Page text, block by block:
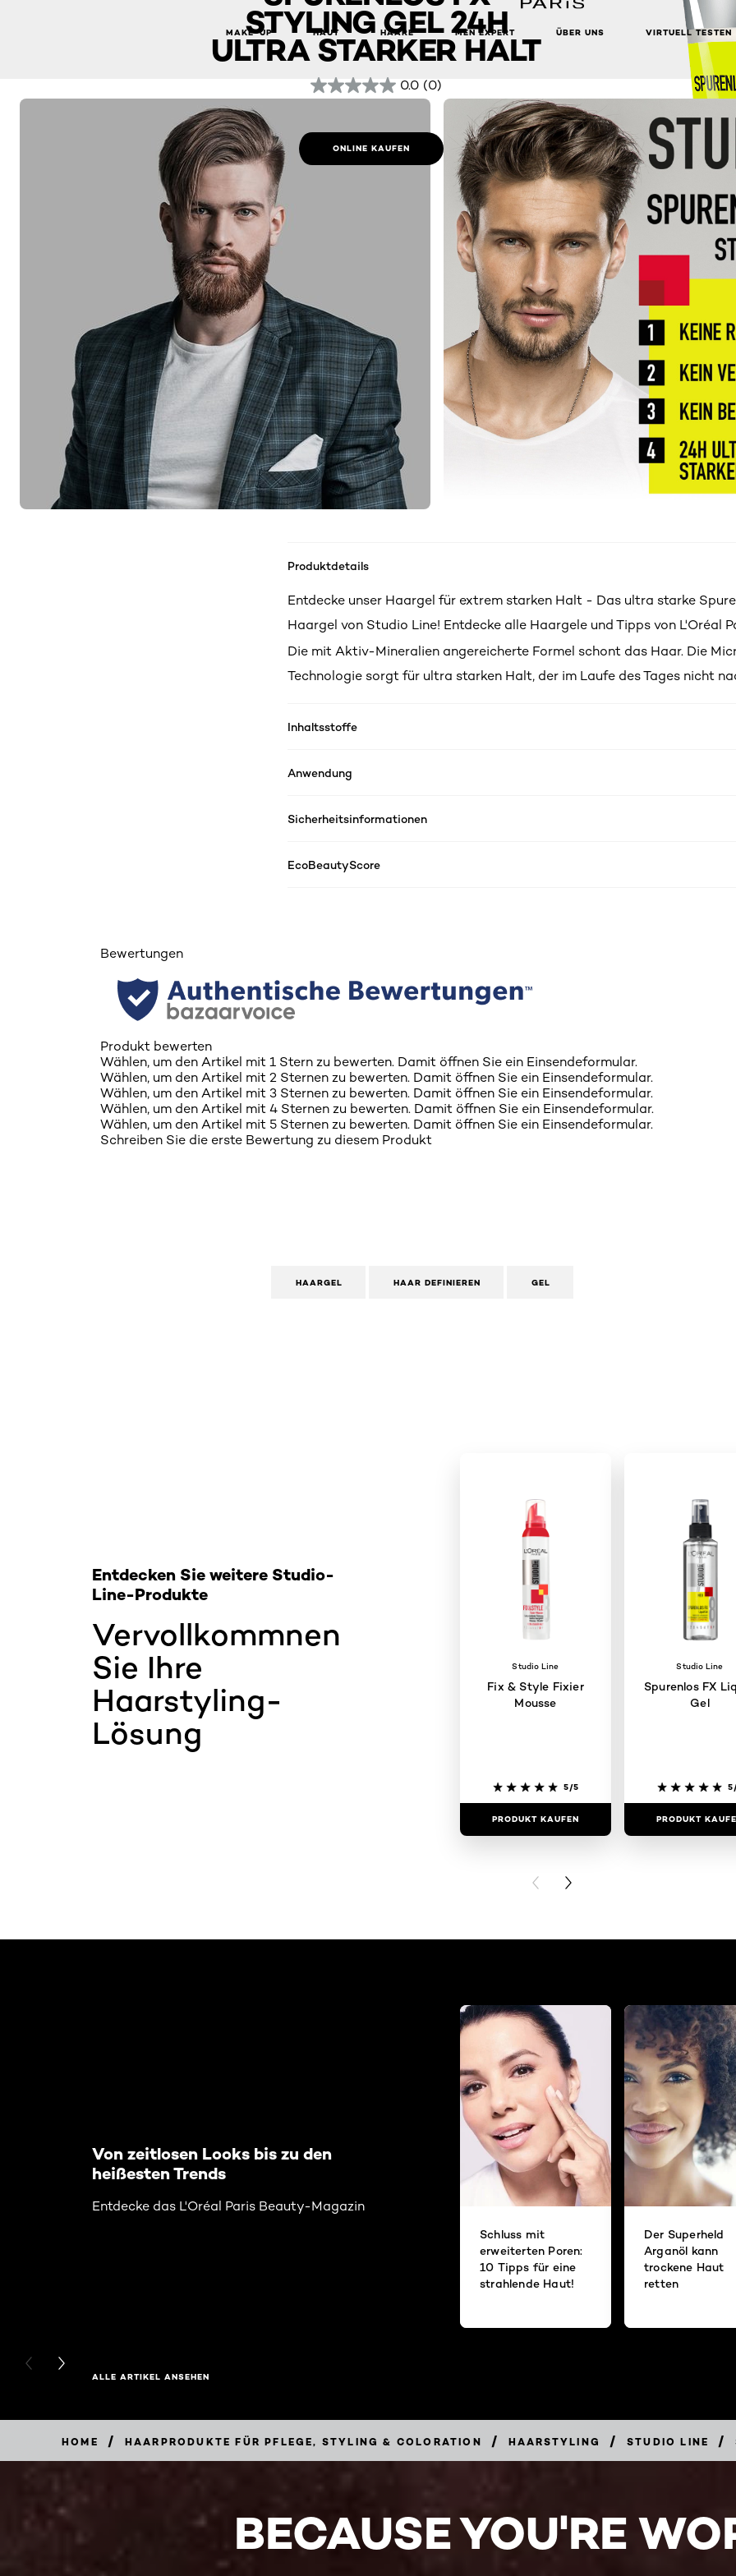
MAKE-UP HAUT HAARE MEN EXPERT ÜBER UNS VIRTUELL TESTEN
STYLING GEL 24H
ULTRA STARKER HALT
0.0 (0)
ONLINE KAUFEN
Produktdetails
Entdecke unser Haargel für extrem starken Halt - Das ultra starke
Haargel von Studio Line! Entdecke alle Haargele und Tipps von L'Oréal
Die mit Aktiv-Mineralien angereicherte Formel schont das Haar. Die
Technologie sorgt für ultra starken Halt, der im Laufe des Tages nicht
Inhaltsstoffe
Anwendung
Sicherheitsinformationen
EcoBeautyScore
Bewertungen
Produkt bewerten
Wählen, um den Artikel mit 1 Stern zu bewerten. Damit öffnen Sie ein Einsendeformular.
Wählen, um den Artikel mit 2 Sternen zu bewerten. Damit öffnen Sie ein Einsendeformular.
Wählen, um den Artikel mit 3 Sternen zu bewerten. Damit öffnen Sie ein Einsendeformular.
Wählen, um den Artikel mit 4 Sternen zu bewerten. Damit öffnen Sie ein Einsendeformular.
Wählen, um den Artikel mit 5 Sternen zu bewerten. Damit öffnen Sie ein Einsendeformular.
Schreiben Sie die erste Bewertung zu diesem Produkt
HAARGEL HAAR DEFINIEREN GEL
Vervollkommnen
Sie Ihre
Haarstyling-
Lösung
Entdecken Sie weitere Studio-
Line-Produkte
Studio Line
Fix & Style Fixier
Mousse
5/5
PRODUKT KAUFEN
Studio Line
Spurenlos FX
Gel
PRODUKT
PREVIOUS CARD
NEXT CARD
Von zeitlosen Looks bis zu den
heißesten Trends
Entdecke das L'Oréal Paris Beauty-Magazin
Schluss mit
erweiterten Poren:
10 Tipps für eine
strahlende Haut!
Der Superheld
Arganöl kann
trockene Haut
retten
PREVIOUS CARD
NEXT CARD
ALLE ARTIKEL ANSEHEN
HOME / HAARPRODUKTE FÜR PFLEGE, STYLING & COLORATION / HAARSTYLING / STUDIO LINE /
BECAUSE YOU'RE